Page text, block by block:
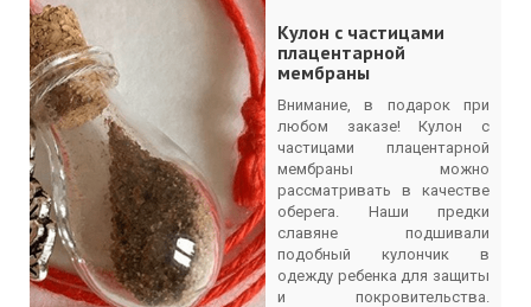
Кулон с частицами
плацентарной
мембраны
Внимание, в подарок при
любом заказе! Кулон с
частицами плацентарной
мембраны можно
рассматривать в качестве
оберега. Наши предки
славяне подшивали
подобный кулончик в
одежду ребенка для защиты
и покровительства.